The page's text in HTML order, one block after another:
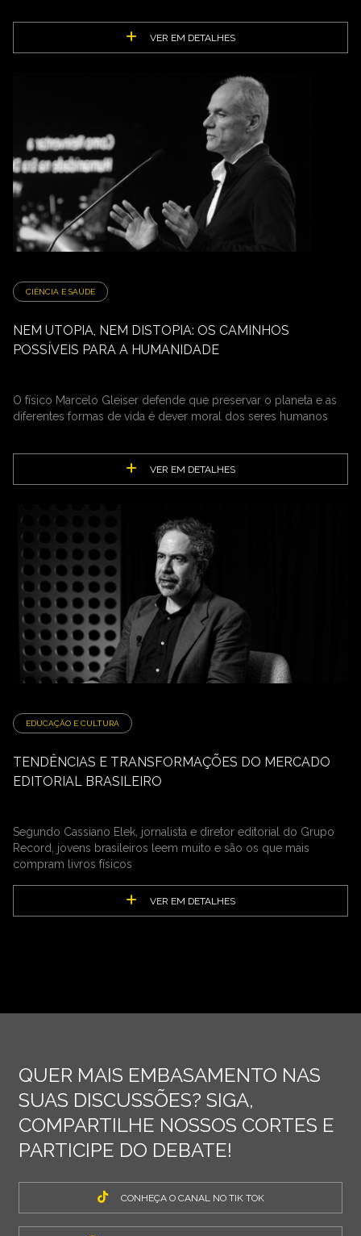
VER EM DETALHES
CIÊNCIA E SAÚDE
NEM UTOPIA, NEM DISTOPIA: OS CAMINHOS
POSSÍVEIS PARA A HUMANIDADE
O físico Marcelo Gleiser defende que preservar o planeta e as
diferentes formas de vida é dever moral dos seres humanos
VER EM DETALHES
EDUCAÇÃO E CULTURA
TENDÊNCIAS E TRANSFORMAÇÕES DO MERCADO
EDITORIAL BRASILEIRO
Segundo Cassiano Elek, jornalista e diretor editorial do Grupo
Record, jovens brasileiros leem muito e são os que mais
compram livros físicos
VER EM DETALHES
QUER MAIS EMBASAMENTO NAS
SUAS DISCUSSÕES? SIGA,
COMPARTILHE NOSSOS CORTES E
PARTICIPE DO DEBATE!
CONHEÇA O CANAL NO TIK TOK